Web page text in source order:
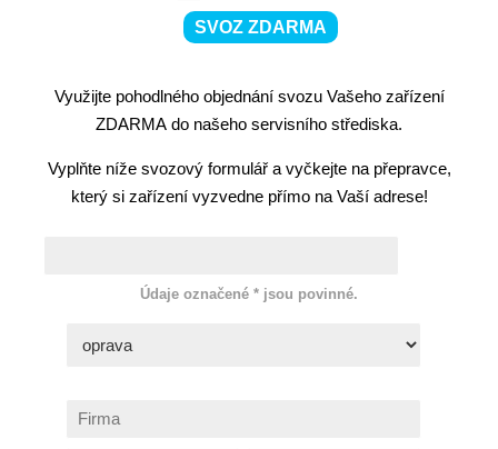
SVOZ ZDARMA
Využijte pohodlného objednání svozu Vašeho zařízení
ZDARMA do našeho servisního střediska.
Vyplňte níže svozový formulář a vyčkejte na přepravce,
který si zařízení vyzvedne přímo na Vaší adrese!
Údaje označené * jsou povinné.